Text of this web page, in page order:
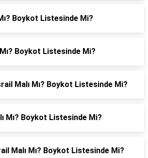
Boykot Listesinde Mi?
Boykot Listesinde Mi?
Malı Mı? Boykot Listesinde Mi?
Mı? Boykot Listesinde Mi?
Malı Mı? Boykot Listesinde Mi?